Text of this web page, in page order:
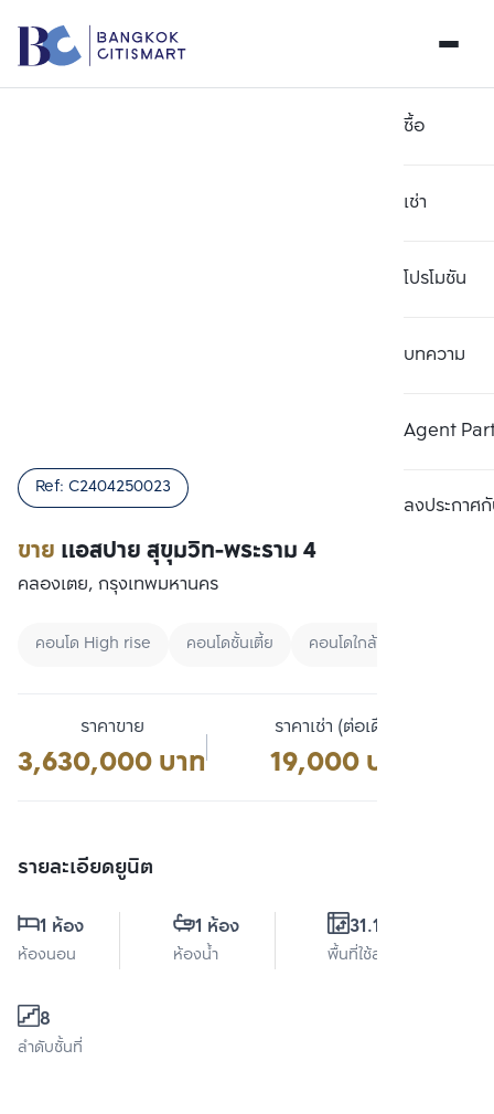
ซื้อ
เช่า
โปรโมชัน
บทความ
Agent
ลงประกาศกั
ขาย แอสปาย สุขุมวิท-พระราม 4
Ref: C2404250023
คลองเตย, กรุงเทพมหานคร
คอนโด High rise คอนโดชั้นเตี้ย คอนโดใกล้มหาลัย
ราคาขาย
3,630,000 บาท
ราคาเช่า (ต่อเดือน)
19,000 บาท
รายละเอียดยูนิต
1 ห้อง
ห้องนอน
1 ห้อง
ห้องน้ำ
31.18 ตร.ม.
พื้นที่ใช้สอย
8
ลำดับชั้นที่
เปรียบเทียบ